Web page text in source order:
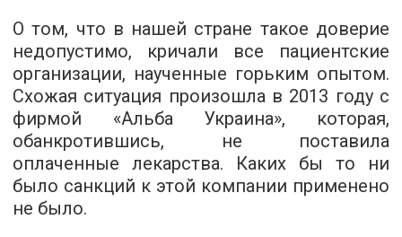
О том, что в нашей стране такое доверие
недопустимо, кричали все пациентские
организации, наученные горьким опытом.
Схожая ситуация произошла в 2013 году с
фирмой «Альба Украина», которая,
обанкротившись, не поставила
оплаченные лекарства. Каких бы то ни
было санкций к этой компании применено
не было.